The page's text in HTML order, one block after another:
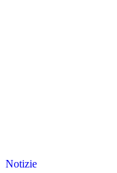
Notizie